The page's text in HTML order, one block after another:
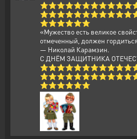
⭐⭐⭐⭐⭐⭐
«Мужество есть великое
отмеченный, должен
— Николай Карамзин.
С ДНЁМ ЗАЩИТНИКА
⭐⭐⭐⭐⭐⭐